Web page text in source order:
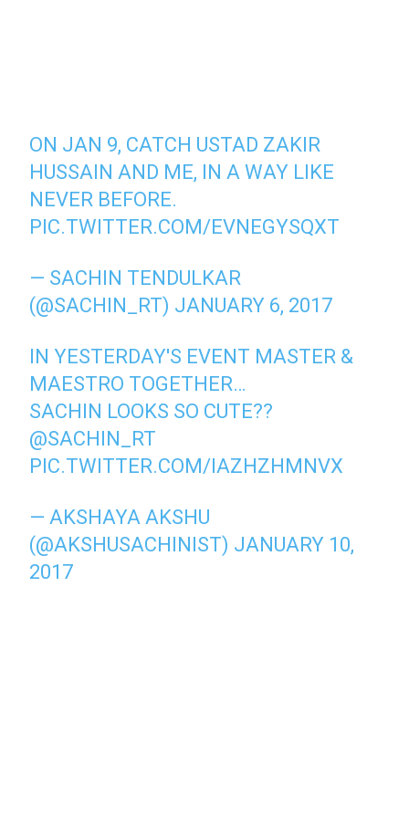
ON JAN 9, CATCH USTAD ZAKIR
HUSSAIN AND ME, IN A WAY LIKE
NEVER BEFORE.
PIC.TWITTER.COM/EVNEGYSQXT
— SACHIN TENDULKAR
(@SACHIN_RT) JANUARY 6, 2017
IN YESTERDAY'S EVENT MASTER &
MAESTRO TOGETHER…
SACHIN LOOKS SO CUTE??
@SACHIN_RT
PIC.TWITTER.COM/IAZHZHMNVX
— AKSHAYA AKSHU
(@AKSHUSACHINIST) JANUARY 10,
2017